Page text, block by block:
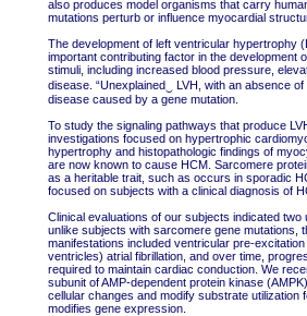
also produces model organisms that carry
mutations perturb or influence myocardial
The development of left ventricular hypertrophy
important contributing factor in the development
stimuli, including increased blood pressure,
disease. “Unexplained‿ LVH, with an absence
disease caused by a gene mutation.
To study the signaling pathways that produce
investigations focused on hypertrophic
hypertrophy and histopathologic findings of
are now known to cause HCM. Sarcomere
as a heritable trait, such as occurs in sporadic
focused on subjects with a clinical diagnosis of
Clinical evaluations of our subjects indicated
unlike subjects with sarcomere gene mutations,
manifestations included ventricular pre-
ventricles) atrial fibrillation, and over time,
required to maintain cardiac conduction. We
subunit of AMP-dependent protein kinase
cellular changes and modify substrate
modifies gene expression.